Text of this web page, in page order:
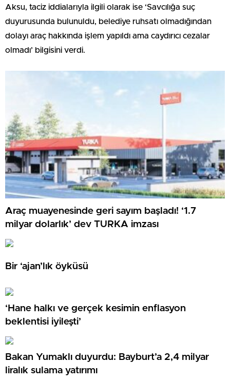
Aksu, taciz iddialarıyla ilgili olarak ise ‘Savcılığa suç
duyurusunda bulunuldu, belediye ruhsatı olmadığından
dolayı araç hakkında işlem yapıldı ama caydırıcı cezalar
olmadı’ bilgisini verdi.
Araç muayenesinde geri sayım başladı! ‘1.7
milyar dolarlık’ dev TURKA imzası
Bir ‘ajan’lık öyküsü
‘Hane halkı ve gerçek kesimin enflasyon
beklentisi iyileşti’
Bakan Yumaklı duyurdu: Bayburt’a 2,4 milyar
liralık sulama yatırımı